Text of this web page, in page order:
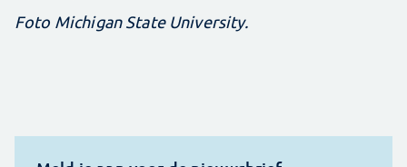
Foto Michigan State University.